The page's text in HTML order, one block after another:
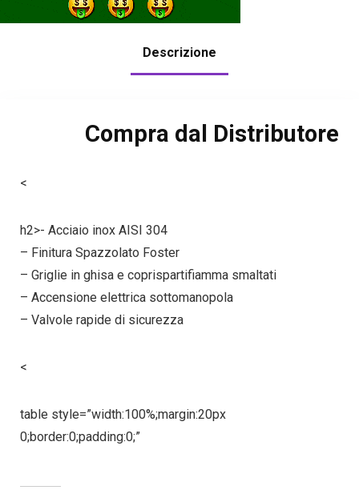
Descrizione
Compra dal Distributore
<
h2>- Acciaio inox AISI 304
– Finitura Spazzolato Foster
– Griglie in ghisa e coprispartifiamma smaltati
– Accensione elettrica sottomanopola
– Valvole rapide di sicurezza
<
table style=”width:100%;margin:20px
0;border:0;padding:0;”